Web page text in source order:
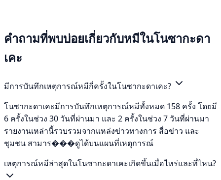
คำถามที่พบบ่อยเกี่ยวกับหมีในโนซากะดา
เคะ
มีการบันทึกเหตุการณ์หมีกี่ครั้งในโนซากะดาเคะ?
โนซากะดาเคะมีการบันทึกเหตุการณ์หมีทั้งหมด 158 ครั้ง โดยมี
6 ครั้งในช่วง 30 วันที่ผ่านมา และ 2 ครั้งในช่วง 7 วันที่ผ่านมา
รายงานเหล่านี้รวบรวมจากแหล่งข่าวทางการ สื่อข่าว และ
ชุมชน สามาร���ดูได้บนแผนที่เหตุการณ์
เหตุการณ์หมีล่าสุดในโนซากะดาเคะเกิดขึ้นเมื่อไหร่และที่ไหน?